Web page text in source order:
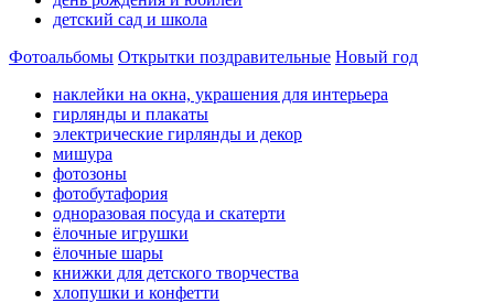
детский сад и школа
Фотоальбомы Открытки поздравительные Новый год
наклейки на окна, украшения для интерьера
гирлянды и плакаты
электрические гирлянды и декор
мишура
фотозоны
фотобутафория
одноразовая посуда и скатерти
ёлочные игрушки
ёлочные шары
книжки для детского творчества
хлопушки и конфетти